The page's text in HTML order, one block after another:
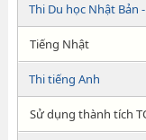
Thi Du học Nhật Bản
Tiếng Nhật
Thi tiếng Anh
Sử dụng thành tích